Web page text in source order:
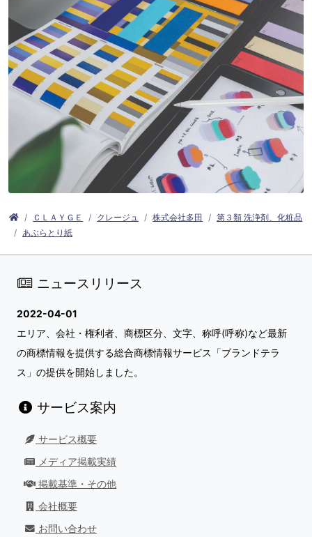
ＣＬＡＹＧＥ クレージュ 株式会社多田
第３類 洗浄剤、化粧品
あぶらとり紙
ニュースリリース
2022-04-01
エリア、会社・権利者、商標区分、文字、称呼(呼称)など最新
の商標情報を提供する総合商標情報サービス「ブランドテラ
ス」の提供を開始しました。
サービス案内
サービス概要
メディア掲載実績
掲載基準・その他
会社概要
お問い合わせ